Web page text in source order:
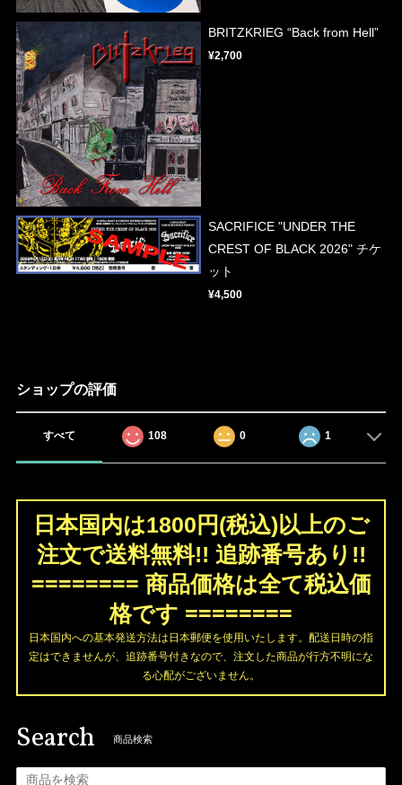
BRITZKRIEG “Back from Hell”
¥2,700
SACRIFICE "UNDER THE
CREST OF BLACK 2026" チケ
ット
¥4,500
ショップの評価
すべて 108 0 1
日本国内は1800円(税込)以上のご
注文で送料無料!! 追跡番号あり!!
======== 商品価格は全て税込価
格です ========
日本国内への基本発送方法は日本郵便を使用いたします。配送日時の指
定はできませんが、追跡番号付きなので、注文した商品が行方不明にな
る心配がございません。
Search 商品検索